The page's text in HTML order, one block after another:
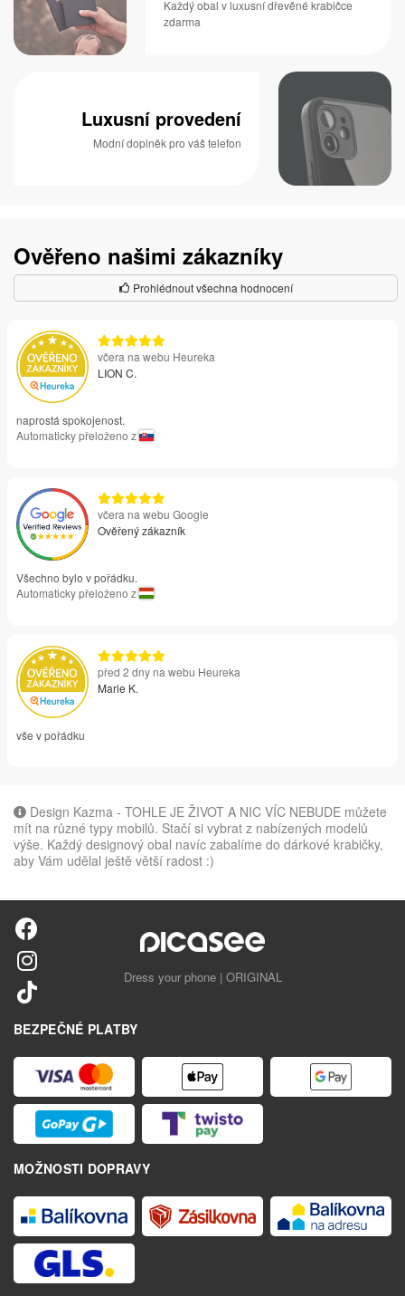
Každý obal v luxusní dřevěné krabičce
zdarma
Luxusní provedení
Modní doplněk pro váš telefon
Ověřeno našimi zákazníky
Prohlédnout všechna hodnocení
včera na webu Heureka
LION C.
naprostá spokojenost.
Automaticky přeloženo z
včera na webu Google
Ověřený zákazník
Všechno bylo v pořádku.
Automaticky přeloženo z
před 2 dny na webu Heureka
Marie K.
vše v pořádku
Design Kazma - TOHLE JE ŽIVOT A NIC VÍC NEBUDE můžete
mít na různé typy mobilů. Stačí si vybrat z nabízených modelů
výše. Každý designový obal navíc zabalíme do dárkové krabičky,
aby Vám udělal ještě větší radost :)
Dress your phone | ORIGINAL
BEZPEČNÉ PLATBY
MOŽNOSTI DOPRAVY